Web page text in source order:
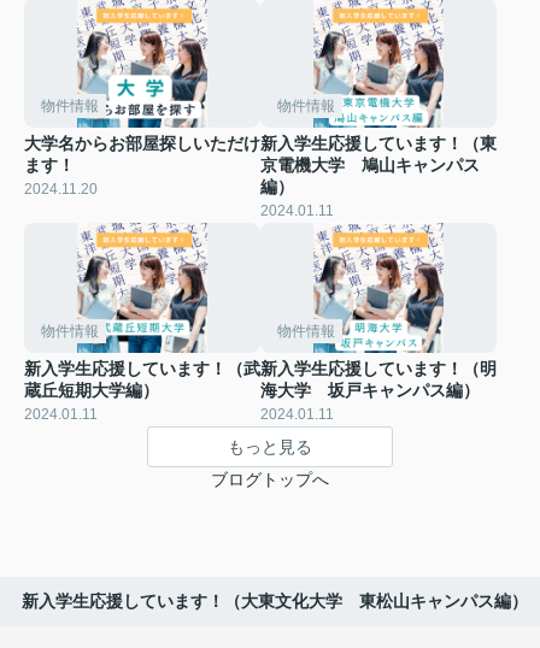
物件情報
大学名からお部屋探しいただけ
ます！
2024.11.20
物件情報
新入学生応援しています！（東
京電機大学 鳩山キャンパス
編）
2024.01.11
物件情報
新入学生応援しています！（武
蔵丘短期大学編）
2024.01.11
物件情報
新入学生応援しています！（明
海大学 坂戸キャンパス編）
2024.01.11
もっと見る
ブログトップへ
新入学生応援しています！（大東文化大学 東松山キャンパス編）